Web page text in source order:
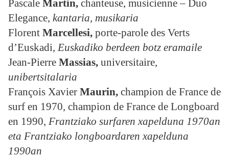
Pascale Martin, chanteuse, musicienne – Duo
Elegance, kantaria, musikaria
Florent Marcellesi, porte-parole des Verts
d’Euskadi, Euskadiko berdeen botz eramaile
Jean-Pierre Massias, universitaire,
unibertsitalaria
François Xavier Maurin, champion de France de
surf en 1970, champion de France de Longboard
en 1990, Frantziako surfaren xapelduna 1970an
eta Frantziako longboardaren xapelduna
1990an